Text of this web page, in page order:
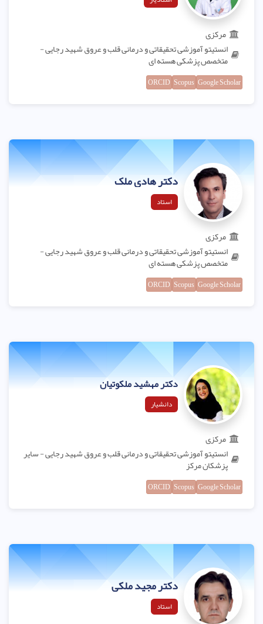
مرکزی
انستیتو آموزشی تحقیقاتی و درمانی قلب و عروق شهید رجایی -
متخصص پزشکی هسته ای
Google Scholar
Scopus
ORCID
دکتر هادی ملک
استاد
مرکزی
انستیتو آموزشی تحقیقاتی و درمانی قلب و عروق شهید رجایی -
متخصص پزشکی هسته ای
Google Scholar
Scopus
ORCID
دکتر مهشید ملکوتیان
دانشیار
مرکزی
انستیتو آموزشی تحقیقاتی و درمانی قلب و عروق شهید رجایی - سایر
پزشکان مرکز
Google Scholar
Scopus
ORCID
دکتر مجید ملکی
استاد